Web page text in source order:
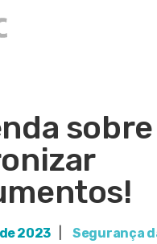
2023 Segurança